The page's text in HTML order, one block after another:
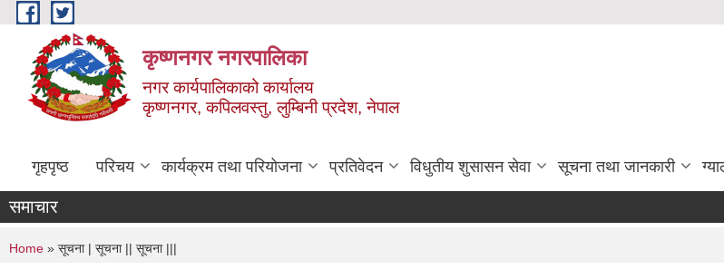
Skip to main content
कृष्णनगर नगरपालिका
नगर कार्यपालिकाको कार्यालय
कृष्णनगर, कपिलवस्तु, लुम्बिनी प्रदेश, नेपाल
गृहपृष्ठ परिचय कार्यक्रम तथा परियोजना प्रतिवेदन विधुतीय शुसासन सेवा सूचना तथा जानकारी
समाचार
You are here
Home » सूचना | सूचना || सूचना |||